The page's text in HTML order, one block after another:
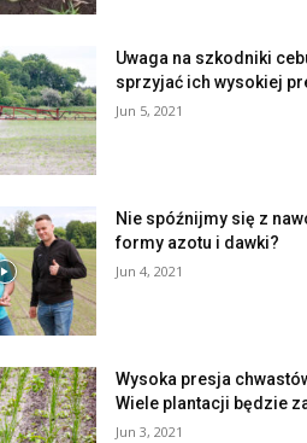
Uwaga na szkodniki
sprzyjać ich wysokiej
Jun 5, 2021
Nie spóźnijmy się z
formy azotu i dawki?
Jun 4, 2021
Wysoka presja
Wiele plantacji będzie
Jun 3, 2021